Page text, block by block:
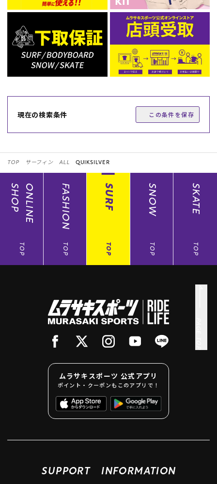
現在の検索条件 この条件を保存
TOP サーフィン ALL QUIKSILVER
ONLINE
SHOP
TOP
FASHION
TOP
SURF
TOP
SNOW
TOP
SKATE
TOP
ムラサキスポーツ 公式アプリ
ポイント・クーポンもこのアプリで！
SUPPORT INFORMATION